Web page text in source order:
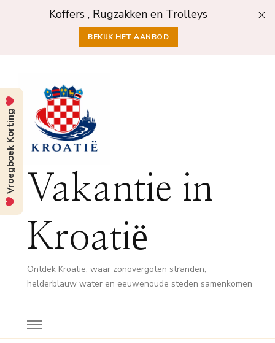
Koffers , Rugzakken en Trolleys
BEKIJK HET AANBOD
Vakantie in
Kroatië
Ontdek Kroatië, waar zonovergoten stranden,
helderblauw water en eeuwenoude steden samenkomen
Vroegboek Korting